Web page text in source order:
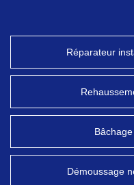
Réparateur
Démoussage